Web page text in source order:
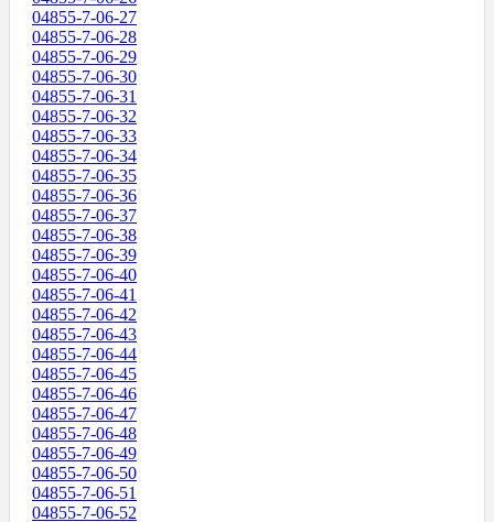
04855-7-06-27
04855-7-06-28
04855-7-06-29
04855-7-06-30
04855-7-06-31
04855-7-06-32
04855-7-06-33
04855-7-06-34
04855-7-06-35
04855-7-06-36
04855-7-06-37
04855-7-06-38
04855-7-06-39
04855-7-06-40
04855-7-06-41
04855-7-06-42
04855-7-06-43
04855-7-06-44
04855-7-06-45
04855-7-06-46
04855-7-06-47
04855-7-06-48
04855-7-06-49
04855-7-06-50
04855-7-06-51
04855-7-06-52